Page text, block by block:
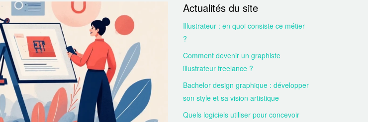
Actualités du site
Illustrateur : en quoi consiste ce métier
?
Comment devenir un graphiste
illustrateur freelance ?
Bachelor design graphique : développer
son style et sa vision artistique
Quels logiciels utiliser pour concevoir